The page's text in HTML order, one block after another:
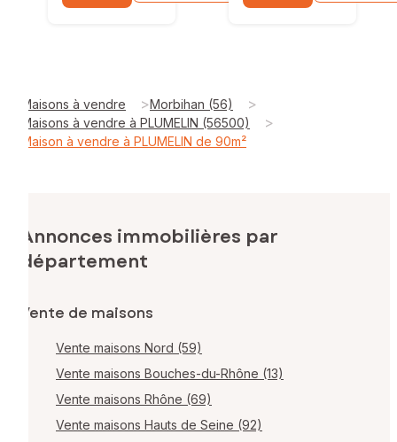
Maisons à vendre >Morbihan (56) >
Maisons à vendre à PLUMELIN (56500) >
Maison à vendre à PLUMELIN de 90m²
Annonces immobilières par
département
Vente de maisons
Vente maisons Nord (59)
Vente maisons Bouches-du-Rhône (13)
Vente maisons Rhône (69)
Vente maisons Hauts de Seine (92)